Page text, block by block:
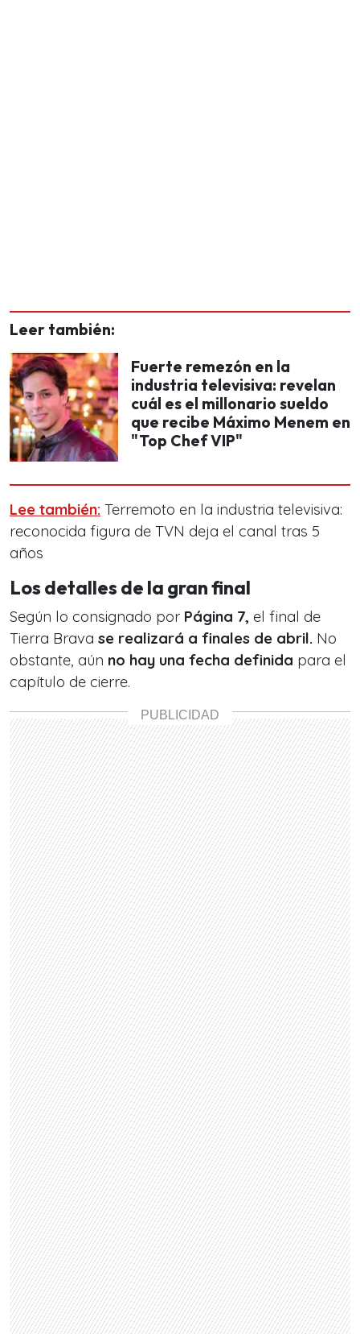
Leer también:
Fuerte remezón en la
industria televisiva: revelan
cuál es el millonario sueldo
que recibe Máximo Menem en
"Top Chef VIP"
Lee también: Terremoto en la industria televisiva:
reconocida figura de TVN deja el canal tras 5
años
Los detalles de la gran final
Según lo consignado por Página 7, el final de
Tierra Brava se realizará a finales de abril. No
obstante, aún no hay una fecha definida para el
capítulo de cierre.